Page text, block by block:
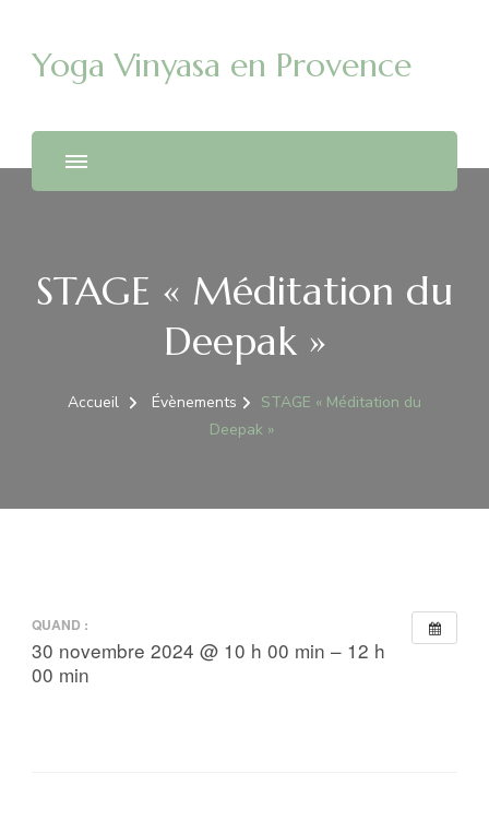
Yoga Vinyasa en Provence
STAGE « Méditation du
Deepak »
Accueil Évènements
STAGE « Méditation du
Deepak »
QUAND :
30 novembre 2024 @ 10 h 00 min – 12 h
00 min